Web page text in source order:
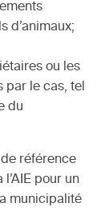
d’animaux;
ou les
par le cas, tel
du
référence
pour un
municipalité